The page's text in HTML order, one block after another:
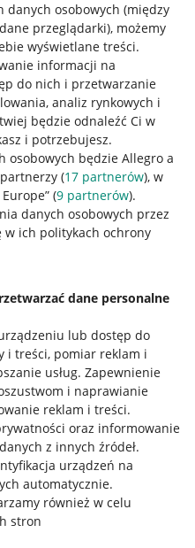
danych osobowych (między
przeglądarki), możemy
wyświetlane treści.
informacji na
do nich i przetwarzanie
analiz rynkowych i
będzie odnaleźć Ci w
i potrzebujesz.
osobowych będzie Allegro a
(17 partnerów), w
(9 partnerów).
danych osobowych przez
ich politykach ochrony
dane personalne
lub dostęp do
i treści, pomiar reklam i
usług. Zapewnienie
i naprawianie
reklam i treści.
oraz informowanie
z innych źródeł.
urządzeń na
automatycznie.
również w celu
stron